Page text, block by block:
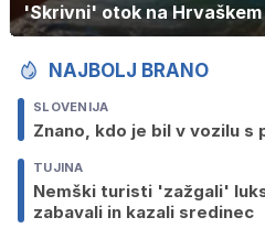
'Skrivni' otok na
NAJBOLJ BRANO
SLOVENIJA
Znano, kdo je bil v vozilu
TUJINA
Nemški turisti 'zažgali'
zabavali in kazali sredinec